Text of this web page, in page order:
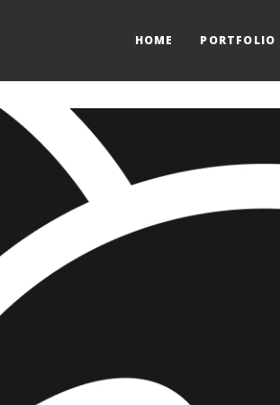
HOME PORTFOLIO